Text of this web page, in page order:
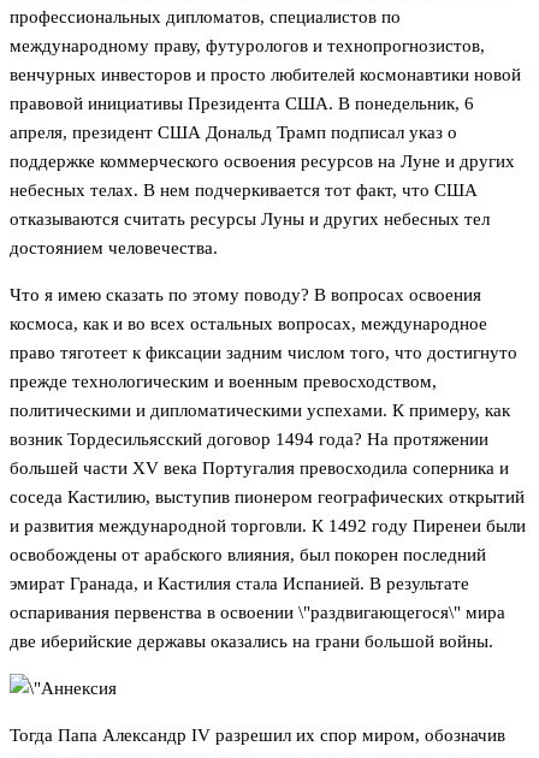
профессиональных дипломатов, специалистов по
международному праву, футурологов и технопрогнозистов,
венчурных инвесторов и просто любителей космонавтики новой
правовой инициативы Президента США. В понедельник, 6
апреля, президент США Дональд Трамп подписал указ о
поддержке коммерческого освоения ресурсов на Луне и других
небесных телах. В нем подчеркивается тот факт, что США
отказываются считать ресурсы Луны и других небесных тел
достоянием человечества.
Что я имею сказать по этому поводу? В вопросах освоения
космоса, как и во всех остальных вопросах, международное
право тяготеет к фиксации задним числом того, что достигнуто
прежде технологическим и военным превосходством,
политическими и дипломатическими успехами. К примеру, как
возник Тордесильясский договор 1494 года? На протяжении
большей части XV века Португалия превосходила соперника и
соседа Кастилию, выступив пионером географических открытий
и развития международной торговли. К 1492 году Пиренеи были
освобождены от арабского влияния, был покорен последний
эмират Гранада, и Кастилия стала Испанией. В результате
оспаривания первенства в освоении \"раздвигающегося\" мира
две иберийские державы оказались на грани большой войны.
Тогда Папа Александр IV разрешил их спор миром, обозначив